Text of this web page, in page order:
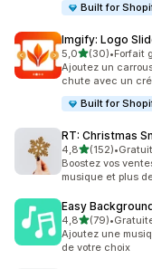
Built for
Imgify: Logo
5,0étoile(s) sur 5
(30)
30 avis au total
•Forfait
Ajoutez un
chute avec un
Built for
RT: Christmas
4,8étoile(s) sur 5
(152)
152 avis au total
•
Boostez vos
musique et plus
Easy
4,8étoile(s) sur 5
(79)
79 avis au total
•
Ajoutez une
de votre choix